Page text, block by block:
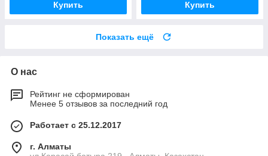
Купить Купить
Показать ещё
О нас
Рейтинг не сформирован
Менее 5 отзывов за последний год
Работает с 25.12.2017
г. Алматы